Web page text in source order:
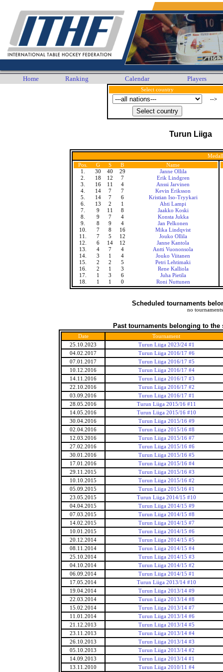
Home Ranking Calendar Players
Select country
-->
Turun Liiga
Pos.
G S B
Name
1.
30 40 29
Janne Ollila
2.
18 12 7
Erik Lindgren
3.
16 11 4
Anssi Jarvinen
4.
14 7 7
Kevin Eriksson
5.
14 7 6
Kristian Iso-Tryykari
6.
13 2 1
Ahti Lampi
7.
9 11 8
Jaakko Koski
8.
9 7 4
Konsta Jukka
9.
8 9 4
Jan Pelkonen
10.
7 8 16
Mika Lindqvist
11.
7 5 12
Jouko Ollila
12.
6 14 12
Janne Kantola
13.
4 7 4
Antti Vuononsola
14.
3 1 4
Jouko Viitanen
15.
2 2 5
Petri Lehtimaki
16.
2 1 3
Rene Kalliola
17.
1 3 6
Juha Pietila
18.
1 1 0 Roni Nuttunen
Scheduled tournaments
no
Past tournaments belonging to
Date
Tournament
25.10.2023
Turun Liiga 2023/24 #1
04.02.2017
Turun Liiga 2016/17 #6
07.01.2017
Turun Liiga 2016/17 #5
10.12.2016
Turun Liiga 2016/17 #4
14.11.2016
Turun Liiga 2016/17 #3
22.10.2016
Turun Liiga 2016/17 #2
03.09.2016
Turun Liiga 2016/17 #1
28.05.2016
Turun Liiga 2015/16 #11
14.05.2016
Turun Liiga 2015/16 #10
30.04.2016
Turun Liiga 2015/16 #9
02.04.2016
Turun Liiga 2015/16 #8
12.03.2016
Turun Liiga 2015/16 #7
27.02.2016
Turun Liiga 2015/16 #6
30.01.2016
Turun Liiga 2015/16 #5
17.01.2016
Turun Liiga 2015/16 #4
29.11.2015
Turun Liiga 2015/16 #3
10.10.2015
Turun Liiga 2015/16 #2
05.09.2015
Turun Liiga 2015/16 #1
23.05.2015
Turun Liiga 2014/15 #10
04.04.2015
Turun Liiga 2014/15 #9
07.03.2015
Turun Liiga 2014/15 #8
14.02.2015
Turun Liiga 2014/15 #7
10.01.2015
Turun Liiga 2014/15 #6
20.12.2014
Turun Liiga 2014/15 #5
08.11.2014
Turun Liiga 2014/15 #4
25.10.2014
Turun Liiga 2014/15 #3
04.10.2014
Turun Liiga 2014/15 #2
06.09.2014
Turun Liiga 2014/15 #1
17.05.2014
Turun Liiga 2013/14 #10
19.04.2014
Turun Liiga 2013/14 #9
22.03.2014
Turun Liiga 2013/14 #8
15.02.2014
Turun Liiga 2013/14 #7
11.01.2014
Turun Liiga 2013/14 #6
21.12.2013
Turun Liiga 2013/14 #5
23.11.2013
Turun Liiga 2013/14 #4
26.10.2013
Turun Liiga 2013/14 #3
05.10.2013
Turun Liiga 2013/14 #2
14.09.2013
Turun Liiga 2013/14 #1
13.11.2010
Turun Liiga 2010/11 #4